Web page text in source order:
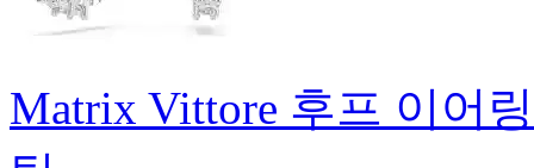
Matrix Vittore 후프 이어링